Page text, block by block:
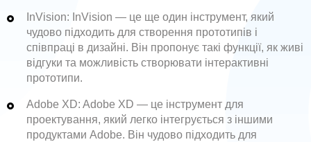
InVision: InVision — це ще один інструмент, який
чудово підходить для створення прототипів і
співпраці в дизайні. Він пропонує такі функції, як живі
відгуки та можливість створювати інтерактивні
прототипи.
Adobe XD: Adobe XD — це інструмент для
проектування, який легко інтегрується з іншими
продуктами Adobe. Він чудово підходить для